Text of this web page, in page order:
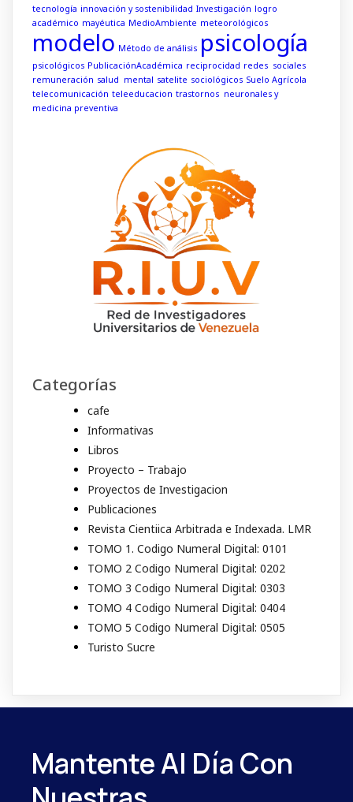
tecnología innovación y sostenibilidad Investigación logro
académico mayéutica MedioAmbiente meteorológicos
modelo Método de análisis psicología
psicológicos PublicaciónAcadémica reciprocidad redes sociales
remuneración salud mental satelite sociológicos Suelo Agrícola
telecomunicación teleeducacion trastornos neuronales y
medicina preventiva
Categorías
cafe
Informativas
Libros
Proyecto – Trabajo
Proyectos de Investigacion
Publicaciones
Revista Cientiica Arbitrada e Indexada. LMR
TOMO 1. Codigo Numeral Digital: 0101
TOMO 2 Codigo Numeral Digital: 0202
TOMO 3 Codigo Numeral Digital: 0303
TOMO 4 Codigo Numeral Digital: 0404
TOMO 5 Codigo Numeral Digital: 0505
Turisto Sucre
Mantente Al Día Con